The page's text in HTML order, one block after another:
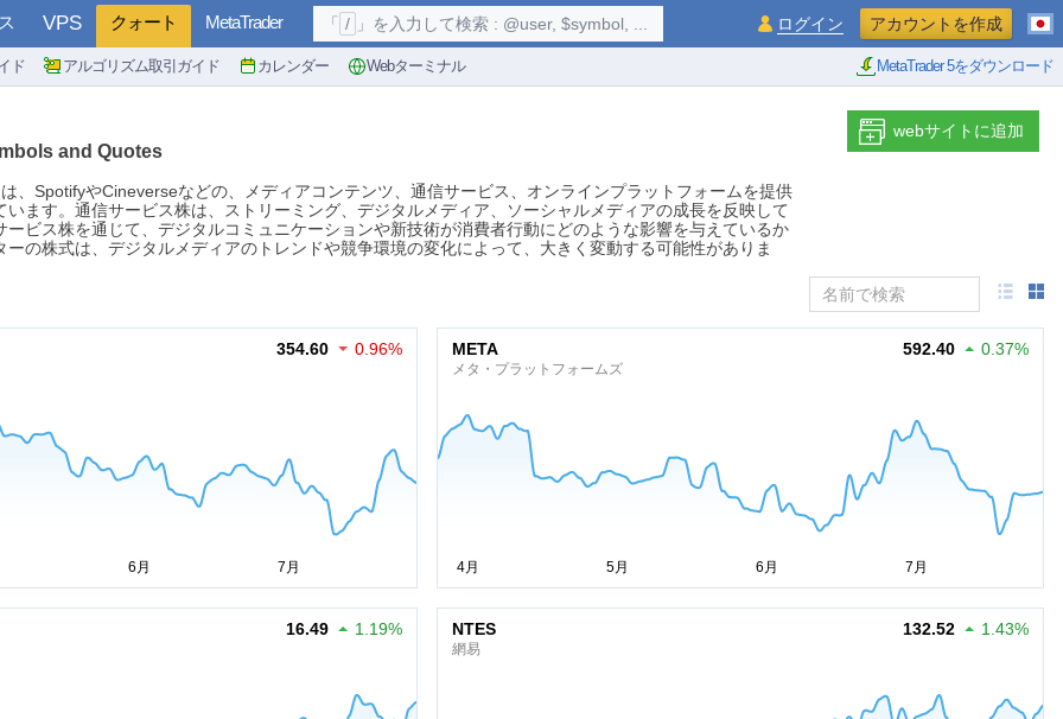
VPS クォート MetaTrader
ド アルゴリズム取引ガイド カレンダー Webターミナル MetaTrader 5をダウンロード
「 / 」を入力して検索 : @user, $symbol, ... ログイン アカウントを作成
webサイトに追加
and Quotes
、SpotifyやCineverseなどの、メディアコンテンツ、通信サービス、オンラインプラットフォームを提供
います。通信サービス株は、ストリーミング、デジタルメディア、ソーシャルメディアの成長を反映して
ービス株を通じて、デジタルコミュニケーションや新技術が消費者行動にどのような影響を与えているか
の株式は、デジタルメディアのトレンドや競争環境の変化によって、大きく変動する可能性がありま
354.60 0.96% META
メタ・プラットフォームズ
592.40 0.37%
16.49 1.19% NTES
網易
132.52 1.43%